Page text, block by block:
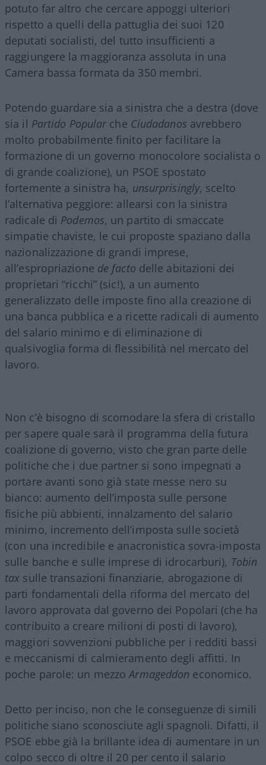
potuto far altro che cercare appoggi ulteriori
rispetto a quelli della pattuglia dei suoi 120
deputati socialisti, del tutto insufficienti a
raggiungere la maggioranza assoluta in una
Camera bassa formata da 350 membri.
Potendo guardare sia a sinistra che a destra (dove
sia il Partido Popularche Ciudadanos avrebbero
molto probabilmente finito per facilitare la
formazione di un governo monocolore socialista o
di grande coalizione), un PSOE spostato
fortemente a sinistra ha, unsurprisingly, scelto
l’alternativa peggiore: allearsi con la sinistra
radicale di Podemos, un partito di smaccate
simpatie chaviste, le cui proposte spaziano dalla
nazionalizzazione di grandi imprese,
all’espropriazione de facto delle abitazioni dei
proprietari “ricchi” (sic!), a un aumento
generalizzato delle imposte fino alla creazione di
una banca pubblica e a ricette radicali di aumento
del salario minimo e di eliminazione di
qualsivoglia forma di flessibilità nel mercato del
lavoro.
Non c’è bisogno di scomodare la sfera di cristallo
per sapere quale sarà il programma della futura
coalizione di governo, visto che gran parte delle
politiche che i due partner si sono impegnati a
portare avanti sono già state messe nero su
bianco: aumento dell’imposta sulle persone
fisiche più abbienti, innalzamento del salario
minimo, incremento dell’imposta sulle società
(con una incredibile e anacronistica sovra-imposta
sulle banche e sulle imprese di idrocarburi), Tobin
tax sulle transazioni finanziarie, abrogazione di
parti fondamentali della riforma del mercato del
lavoro approvata dal governo dei Popolari (che ha
contribuito a creare milioni di posti di lavoro),
maggiori sovvenzioni pubbliche per i redditi bassi
e meccanismi di calmieramento degli affitti. In
poche parole: un mezzoArmageddon economico.
Detto per inciso, non che le conseguenze di simili
politiche siano sconosciute agli spagnoli. Difatti, il
PSOE ebbe già la brillante idea di aumentare in un
colpo secco di oltre il 20 per cento il salario